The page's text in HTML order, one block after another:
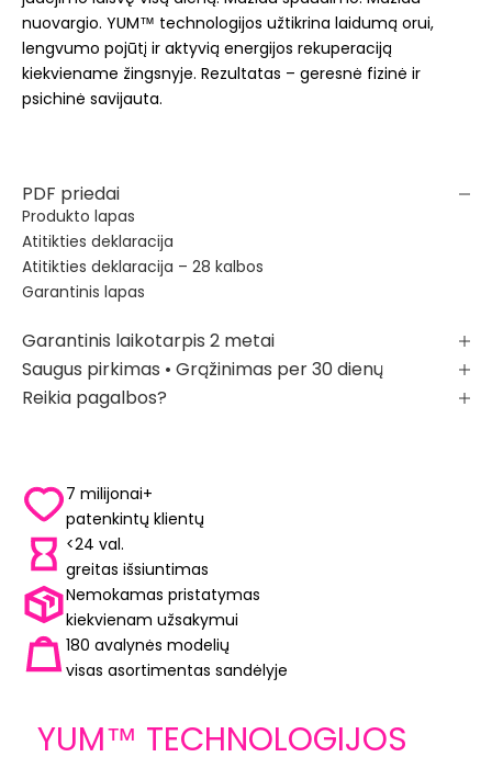
nuovargio. YUM™ technologijos užtikrina laidumą orui,
lengvumo pojūtį ir aktyvią energijos rekuperaciją
kiekviename žingsnyje. Rezultatas – geresnė fizinė ir
psichinė savijauta.
PDF priedai
Produkto lapas
Atitikties deklaracija
Atitikties deklaracija – 28 kalbos
Garantinis lapas
Garantinis laikotarpis 2 metai
Saugus pirkimas • Grąžinimas per 30 dienų
Reikia pagalbos?
7 milijonai+
patenkintų klientų
<24 val.
greitas išsiuntimas
Nemokamas pristatymas
kiekvienam užsakymui
180 avalynės modelių
visas asortimentas sandėlyje
YUM™ TECHNOLOGIJOS
YUM™ TECHNOLOGIJOS
pagrindas